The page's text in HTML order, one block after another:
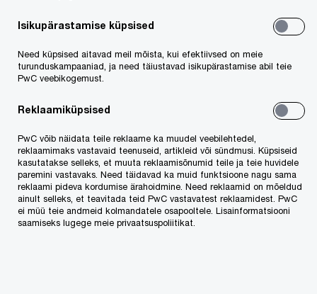
Advokaadibürooga PwC Legal Services ulatub
Sind toetavate ekspertide meeskond kõikjale üle
maailma. Meie nõustamisvõrgustik ühendab enam
kui 4000 juristi ja advokaati rohkem kui 100
erinevast riigist. Laiene ja tegutse just seal, kus
tarvis – meiega on Sinu tugev seljatagune
kindlustatud. Kui Sinu äri on aga kohalik, aitame
Sind meie ülemaailmsete ekspertide teadmiste
Isikupärastamise küpsised
Need küpsised aitavad meil mõista, kui efektiivsed on meie
turunduskampaaniad, ja need täiustavad isikupärastamise abil teie
PwC veebikogemust.
Reklaamiküpsised
PwC võib näidata teile reklaame ka muudel veebilehtedel,
reklaamimaks vastavaid teenuseid, artikleid või sündmusi. Küpsiseid
kasutatakse selleks, et muuta reklaamisõnumid teile ja teie huvidele
paremini vastavaks. Need täidavad ka muid funktsioone nagu sama
reklaami pideva kordumise ärahoidmine. Need reklaamid on mõeldud
ainult selleks, et teavitada teid PwC vastavatest reklaamidest. PwC
ei müü teie andmeid kolmandatele osapooltele. Lisainformatsiooni
saamiseks lugege meie privaatsuspoliitikat.